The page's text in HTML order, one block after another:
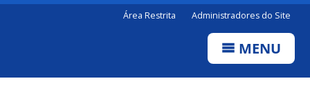
Área Restrita Administradores do Site
MENU